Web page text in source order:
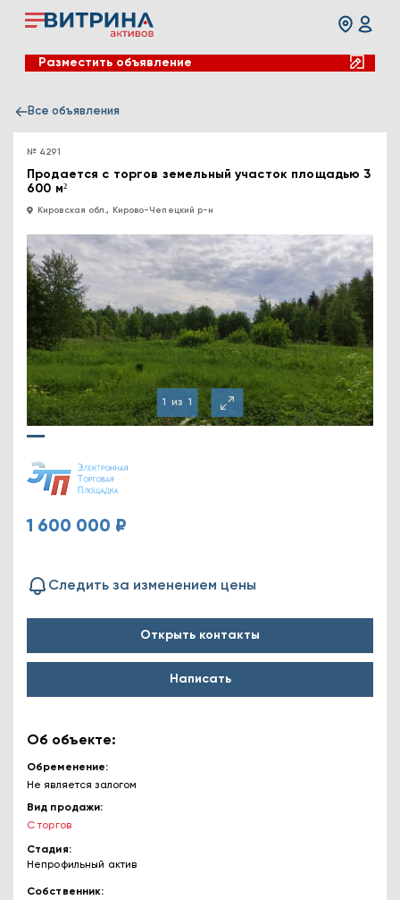
Разместить объявление
Все объявления
№ 4291
Продается с торгов земельный участок площадью 3
600 м²
Кировская обл., Кирово-Чепецкий р-н
1 из1
1 600 000 ₽
Следить за изменением цены
Открыть контакты
Написать
Об объекте:
Обременение
Не является залогом
Вид продажи
С торгов
Стадия
Непрофильный актив
Собственник